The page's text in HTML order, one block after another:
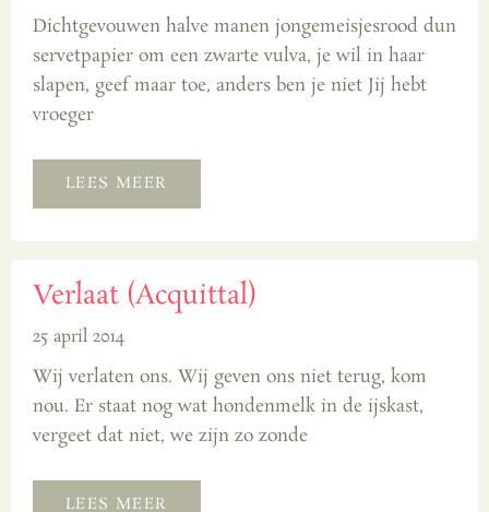
Dichtgevouwen halve manen jongemeisjesrood dun
servetpapier om een zwarte vulva, je wil in haar
slapen, geef maar toe, anders ben je niet Jij hebt
vroeger
LEES MEER
Verlaat (Acquittal)
25 april 2014
Wij verlaten ons. Wij geven ons niet terug, kom
nou. Er staat nog wat hondenmelk in de ijskast,
vergeet dat niet, we zijn zo zonde
LEES MEER